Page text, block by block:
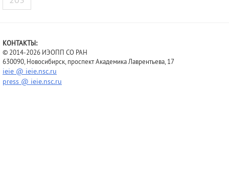
КОНТАКТЫ:
© 2014-2026 ИЭОПП СО РАН
630090, Новосибирск, проспект Академика Лаврентьева, 17
ieie @ ieie.nsc.ru
press @ ieie.nsc.ru